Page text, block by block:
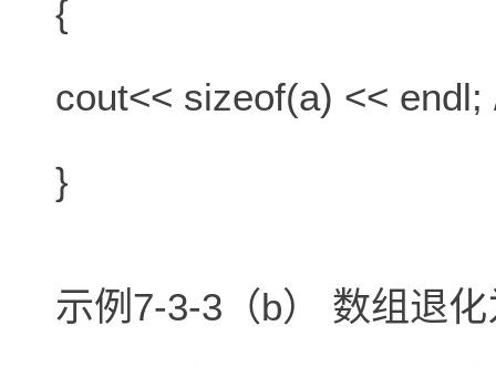
{
cout<< sizeof(a) <<
}
示例7-3-3（b） 数组退